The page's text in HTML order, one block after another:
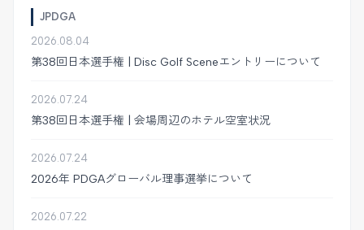
JPDGA
2026.08.04
第38回日本選手権 | Disc Golf Sceneエントリーについて
2026.07.24
第38回日本選手権 | 会場周辺のホテル空室状況
2026.07.24
2026年 PDGAグローバル理事選挙について
2026.07.22